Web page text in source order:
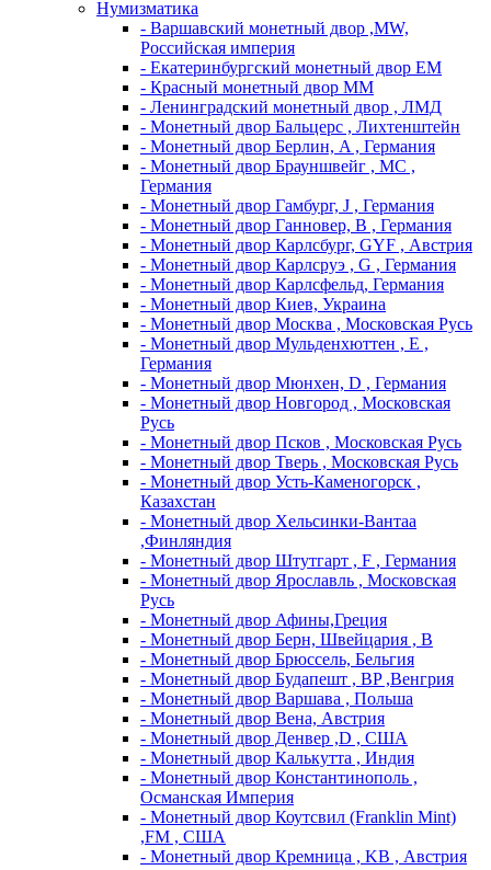
Нумизматика
- Варшавский монетный двор ,MW,
Российская империя
- Екатеринбургский монетный двор ЕМ
- Красный монетный двор ММ
- Ленинградский монетный двор , ЛМД
- Монетный двор Бальцерс , Лихтенштейн
- Монетный двор Берлин, A , Германия
- Монетный двор Брауншвейг , MC ,
Германия
- Монетный двор Гамбург, J , Германия
- Монетный двор Ганновер, B , Германия
- Монетный двор Карлсбург, GYF , Австрия
- Монетный двор Карлсруэ , G , Германия
- Монетный двор Карлсфельд, Германия
- Монетный двор Киев, Украина
- Монетный двор Москва , Московская Русь
- Монетный двор Мульденхюттен , Е ,
Германия
- Монетный двор Мюнхен, D , Германия
- Монетный двор Новгород , Московская
Русь
- Монетный двор Псков , Московская Русь
- Монетный двор Тверь , Московская Русь
- Монетный двор Усть-Каменогорск ,
Казахстан
- Монетный двор Хельсинки-Вантаа
,Финляндия
- Монетный двор Штутгарт , F , Германия
- Монетный двор Ярославль , Московская
Русь
- Монетный двор Афины,Греция
- Монетный двор Берн, Швейцария , В
- Монетный двор Брюссель, Бельгия
- Монетный двор Будапешт , BP ,Венгрия
- Монетный двор Варшава , Польша
- Монетный двор Вена, Австрия
- Монетный двор Денвер ,D , США
- Монетный двор Калькутта , Индия
- Монетный двор Константинополь ,
Османская Империя
- Монетный двор Коутсвил (Franklin Mint)
,FM , США
- Монетный двор Кремница , KB , Австрия